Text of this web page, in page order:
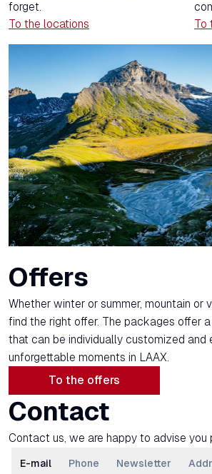
forget.
To the locations To
Offers
Whether winter or summer, mountain or
find the right offer. The packages offer
that can be individually customized and
unforgettable moments in LAAX.
To the offers
Contact
Contact us, we are happy to advise you
E-mail Phone Newsletter